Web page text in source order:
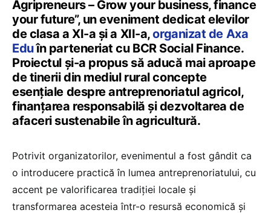
Agripreneurs – Grow your business, finance
your future”, un eveniment dedicat elevilor
de clasa a XI-a și a XII-a,organizat de Axa
Eduîn parteneriat cu BCR Social Finance.
Proiectul și-a propus să aducă mai aproape
de tinerii din mediul rural concepte
esențiale despre antreprenoriatul agricol,
finanțarea responsabilă și dezvoltarea de
afaceri sustenabile în agricultură.
Potrivit organizatorilor, evenimentul a fost gândit ca
o introducere practică în lumea antreprenoriatului, cu
accent pe valorificarea tradiției locale și
transformarea acesteia într-o resursă economică și